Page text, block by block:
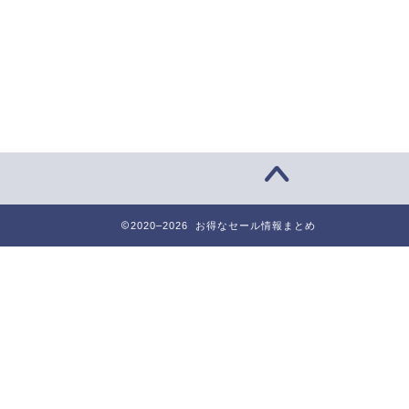
2020–2026 お得なセール情報まとめ